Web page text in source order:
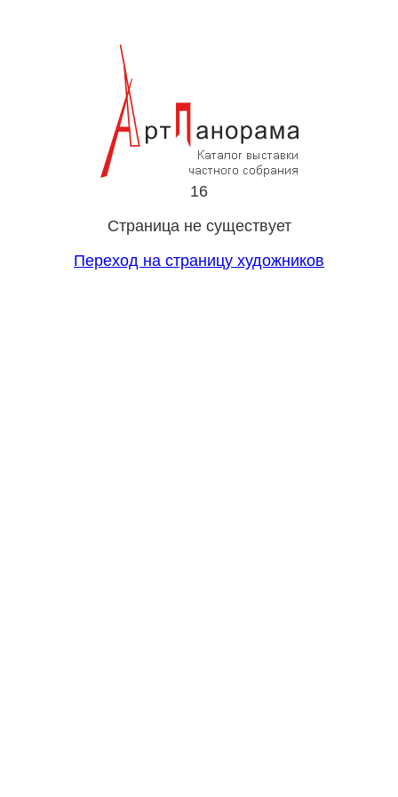
16
Страница не существует
Переход на страницу художников